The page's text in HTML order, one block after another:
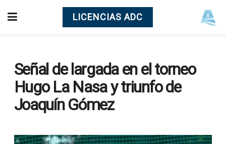
LICENCIAS ADC
Señal de largada en el torneo
Hugo La Nasa y triunfo de
Joaquín Gómez